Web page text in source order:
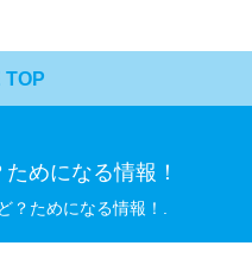
TOP
めになる情報！
ためになる情報！.